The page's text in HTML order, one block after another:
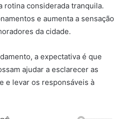
rotina considerada tranquila.
e aumenta a sensação
da cidade.
a expectativa é que
ajudar a esclarecer as
e levar os responsáveis à